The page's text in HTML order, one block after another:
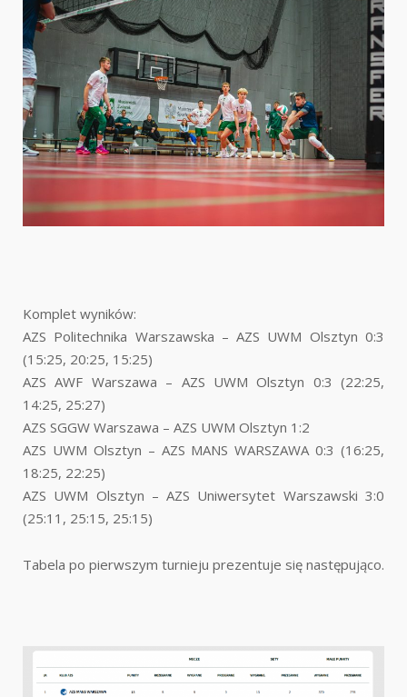
Komplet wyników:
AZS Politechnika Warszawska – AZS UWM Olsztyn 0:3
(15:25, 20:25, 15:25)
AZS AWF Warszawa – AZS UWM Olsztyn 0:3 (22:25,
14:25, 25:27)
AZS SGGW Warszawa – AZS UWM Olsztyn 1:2
AZS UWM Olsztyn – AZS MANS WARSZAWA 0:3 (16:25,
18:25, 22:25)
AZS UWM Olsztyn – AZS Uniwersytet Warszawski 3:0
(25:11, 25:15, 25:15)
Tabela po pierwszym turnieju prezentuje się następująco.